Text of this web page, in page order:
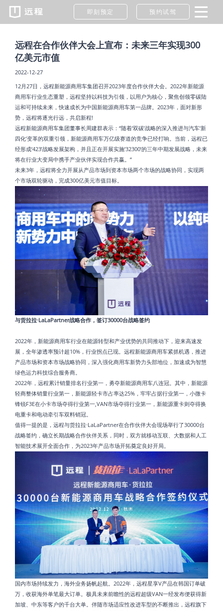
即刻预定 预约试驾
远程在合作伙伴大会上宣布：未来三年实现300
亿美元市值
2022-12-27
12月27日，远程新能源商用车集团召开2023年度合作伙伴大会。2022年新能源
商用车行业生态重塑，远程坚持以科技为引领，以用户为核心，聚焦创领零碳陆
运和可持续未来，快速成长为中国新能源商用车第一品牌。2023年，面对新形
势，远程将逐光行远，共启新程!
远程新能源商用车集团董事长周建群表示：“随着‘双碳’战略的深入推进与汽车‘新
四化’变革的双重引领，新能源商用车万亿级赛道的竞争已经打响。当前，远程已
经形成‘423’战略发展架构，并且正在开展实施‘32300’的三年中期发展战略，未来
将在行业大变局中携手产业伙伴实现合作共赢。”
未来3年，远程将全力开展从产品市场到资本市场两个市场的战略协同，实现两
个市场双轮驱动，完成300亿美元市值目标。
与货拉拉·LaLaPartner战略合作，签订30000台战略签约
2022年，新能源商用车行业在能源转型和产业优势的共同推动下，迎来高速发
展，全年渗透率预计超10%，行业拐点已现。远程新能源商用车紧抓机遇，推进
产品市场和资本市场战略协同，深入强化商用车新势力头部地位，加速成为智慧
绿色运力科技综合服务商。
2022年，远程累计销量排名行业第一，勇夺新能源商用车八连冠。其中，新能源
轻商整体销量行业第一，新能源轻卡市占率达25%，牢牢占据行业第一，小微卡
锋锐F3E在小卡市场夺得行业第一,VAN市场夺得行业第一，新能源重卡则夺得换
电重卡和电动牵引车双料销冠。
值得一提的是，远程与货拉拉·LaLaPartner在合作伙伴大会现场举行了30000台
战略签约，确立长期战略合作伙伴关系，同时，双方就移动互联、大数据和人工
智能技术展开全面合作，为2023年产品市场开拓奠定良好开局。
国内市场持续发力，海外业务扬帆起航。2022年，远程星享V产品在韩国订单破
万，收获海外单笔最大订单。极具未来前瞻性的远程超级VAN一经发布便获得新
加坡、中东等客户的千台大单。伴随市场适应性改进车型的不断推出，远程旗下